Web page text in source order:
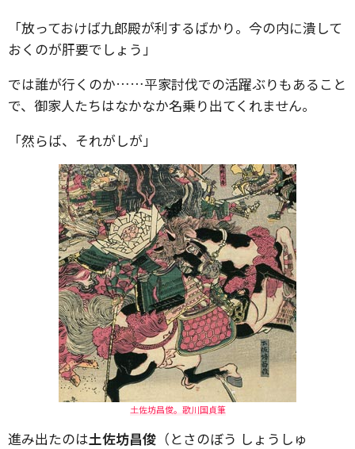
「放っておけば九郎殿が利するばかり。今の内に潰して
おくのが肝要でしょう」
では誰が行くのか……平家討伐での活躍ぶりもあること
で、御家人たちはなかなか名乗り出てくれません。
「然らば、それがしが」
土佐坊昌俊。歌川国貞筆
進み出たのは土佐坊昌俊 （とさのぼう しょうしゅ